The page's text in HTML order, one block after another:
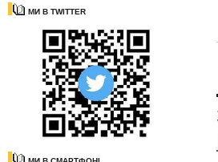
МИ В TWITTER